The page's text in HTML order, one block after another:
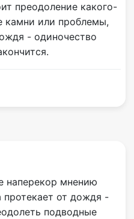
преодоление какого-
камни или проблемы,
- одиночество
наперекор мнению
от дождя -
подводные